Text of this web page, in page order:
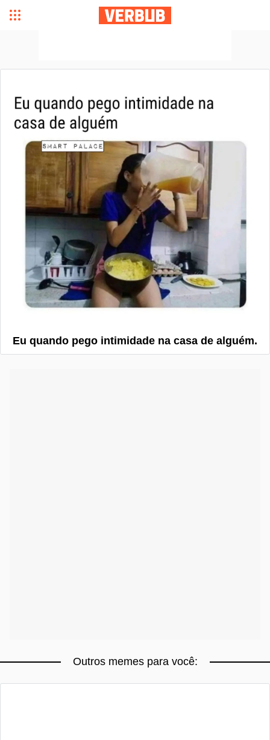
Eu quando pego intimidade na casa de alguém.
Outros memes para você: